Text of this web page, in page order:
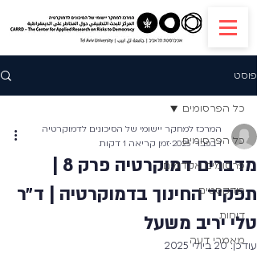
פוסט
כל הפרסומים
פרסומים אקדמים
פודקסטים
דוחות
מאמרי דעה
כל הפרסומים
מדברים דמוקרטיה פרק 8 |
תפקיד החינוך בדמוקרטיה | ד״ר
טלי יריב משעל
המרכז למחקר יישומי של הסיכונים לדמוקרטיה
1 בפבר׳ 2025
זמן קריאה 1 דקות
עודכן:20 ביולי 2025